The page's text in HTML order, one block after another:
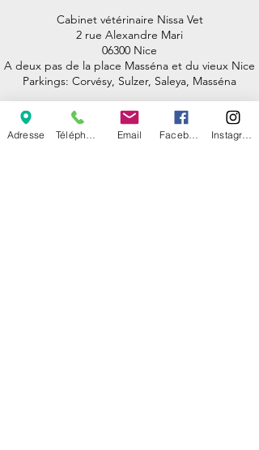
Cabinet vétérinaire Nissa Vet
2 rue Alexandre Mari
06300 Nice
A deux pas de la place Masséna et du vieux Nice
Parkings: Corvésy, Sulzer, Saleya, Masséna
Nous trouver !
Adresse Email